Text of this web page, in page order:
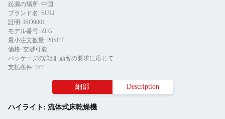
起源の場所: 中国
ブランド名: SULI
証明: ISO9001
モデル番号: ZLG
最小注文数量: 20SET
価格: 交渉可能
パッケージの詳細: 顧客の要求に応じて
支払条件: T/T
細部 Description
ハイライト: 流体式床乾燥機